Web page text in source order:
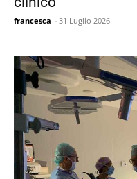
francesca - 31 Luglio 2026